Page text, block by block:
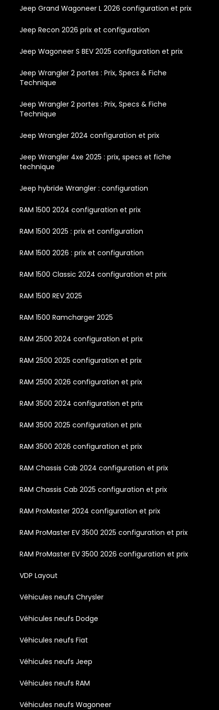
Jeep Grand Wagoneer L 2026 configuration et prix
Jeep Recon 2026 prix et configuration
Jeep Wagoneer S BEV 2025 configuration et prix
Jeep Wrangler 2 portes : Prix, Specs & Fiche
Technique
Jeep Wrangler 2 portes : Prix, Specs & Fiche
Technique
Jeep Wrangler 2024 configuration et prix
Jeep Wrangler 4xe 2025 : prix, specs et fiche
technique
Jeep hybride Wrangler : configuration
RAM 1500 2024 configuration et prix
RAM 1500 2025 : prix et configuration
RAM 1500 2026 : prix et configuration
RAM 1500 Classic 2024 configuration et prix
RAM 1500 REV 2025
RAM 1500 Ramcharger 2025
RAM 2500 2024 configuration et prix
RAM 2500 2025 configuration et prix
RAM 2500 2026 configuration et prix
RAM 3500 2024 configuration et prix
RAM 3500 2025 configuration et prix
RAM 3500 2026 configuration et prix
RAM Chassis Cab 2024 configuration et prix
RAM Chassis Cab 2025 configuration et prix
RAM ProMaster 2024 configuration et prix
RAM ProMaster EV 3500 2025 configuration et prix
RAM ProMaster EV 3500 2026 configuration et prix
VDP Layout
Véhicules neufs Chrysler
Véhicules neufs Dodge
Véhicules neufs Fiat
Véhicules neufs Jeep
Véhicules neufs RAM
Véhicules neufs Wagoneer